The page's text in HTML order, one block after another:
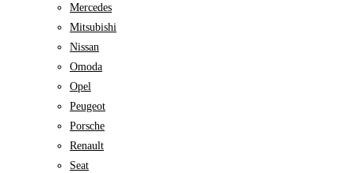
Mercedes
Mitsubishi
Nissan
Omoda
Opel
Peugeot
Porsche
Renault
Seat